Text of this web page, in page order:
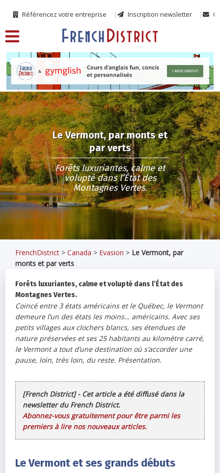
Référencez votre entreprise Inscription newsletter
Le Vermont, par monts et
par verts
Forêts luxuriantes, calme et
volupté dans l’État des
Montagnes Vertes.
FrenchDistrict >Canada > Evasion > Le Vermont, par
monts et par verts
Forêts luxuriantes, calme et volupté dans l’État des
Montagnes Vertes.
Coincé entre 3 états américains et le Québec, le Vermont
demeure l’un des états les moins… américains. Avec ses
petits villages aux clochers blancs, ses étendues de
nature préservées et ses 25 habitants au kilomètre carré,
le Vermont a tout d’une destination où s’accorder une
pause, loin, très loin, du reste. Présentation.
[French District] - Cet article a été diffusé dans la
newsletter du French District.
Abonnez-vous gratuitement pour être parmi les
premiers à lire nos nouveaux articles.
Le Vermont et ses grands débuts